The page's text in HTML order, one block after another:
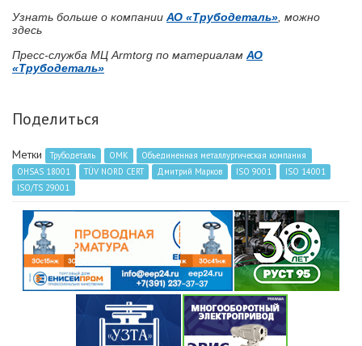
Узнать больше о компании АО «Трубодеталь», можно
здесь
Пресс-служба МЦ Armtorg по материалам АО
«Трубодеталь»
Поделиться
Метки Трубодеталь ОМК
Объединенная металлургическая компания
OHSAS 18001
TÜV NORD CERT Дмитрий Марков ISO 9001
ISO 14001
ISO/ТS 29001